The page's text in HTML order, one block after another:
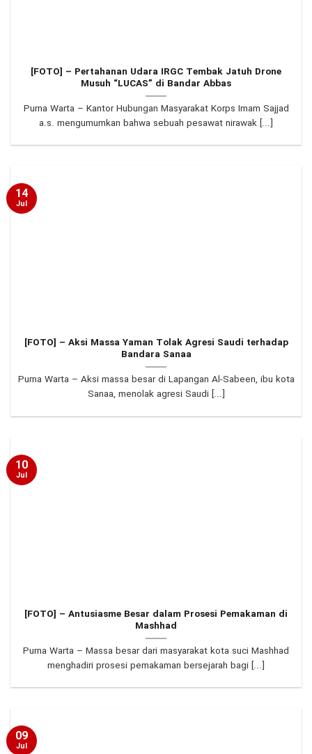
[FOTO] – Pertahanan Udara IRGC Tembak Jatuh Drone
Musuh “LUCAS” di Bandar Abbas
Purna Warta – Kantor Hubungan Masyarakat Korps Imam Sajjad
a.s. mengumumkan bahwa sebuah pesawat nirawak [...]
[FOTO] – Aksi Massa Yaman Tolak Agresi Saudi terhadap
Bandara Sanaa
Purna Warta – Aksi massa besar di Lapangan Al-Sabeen, ibu kota
Sanaa, menolak agresi Saudi [...]
14
Jul
[FOTO] – Antusiasme Besar dalam Prosesi Pemakaman di
Mashhad
Purna Warta – Massa besar dari masyarakat kota suci Mashhad
menghadiri prosesi pemakaman bersejarah bagi [...]
10
Jul
09
Jul